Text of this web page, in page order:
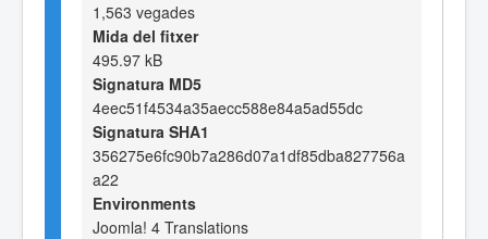
1,563 vegades
Mida del fitxer
495.97 kB
Signatura MD5
4eec51f4534a35aecc588e84a5ad55dc
Signatura SHA1
356275e6fc90b7a286d07a1df85dba827756a
a22
Environments
Joomla! 4 Translations